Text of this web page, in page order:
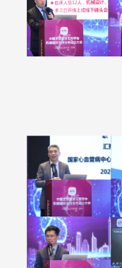
陈海
杨
王金